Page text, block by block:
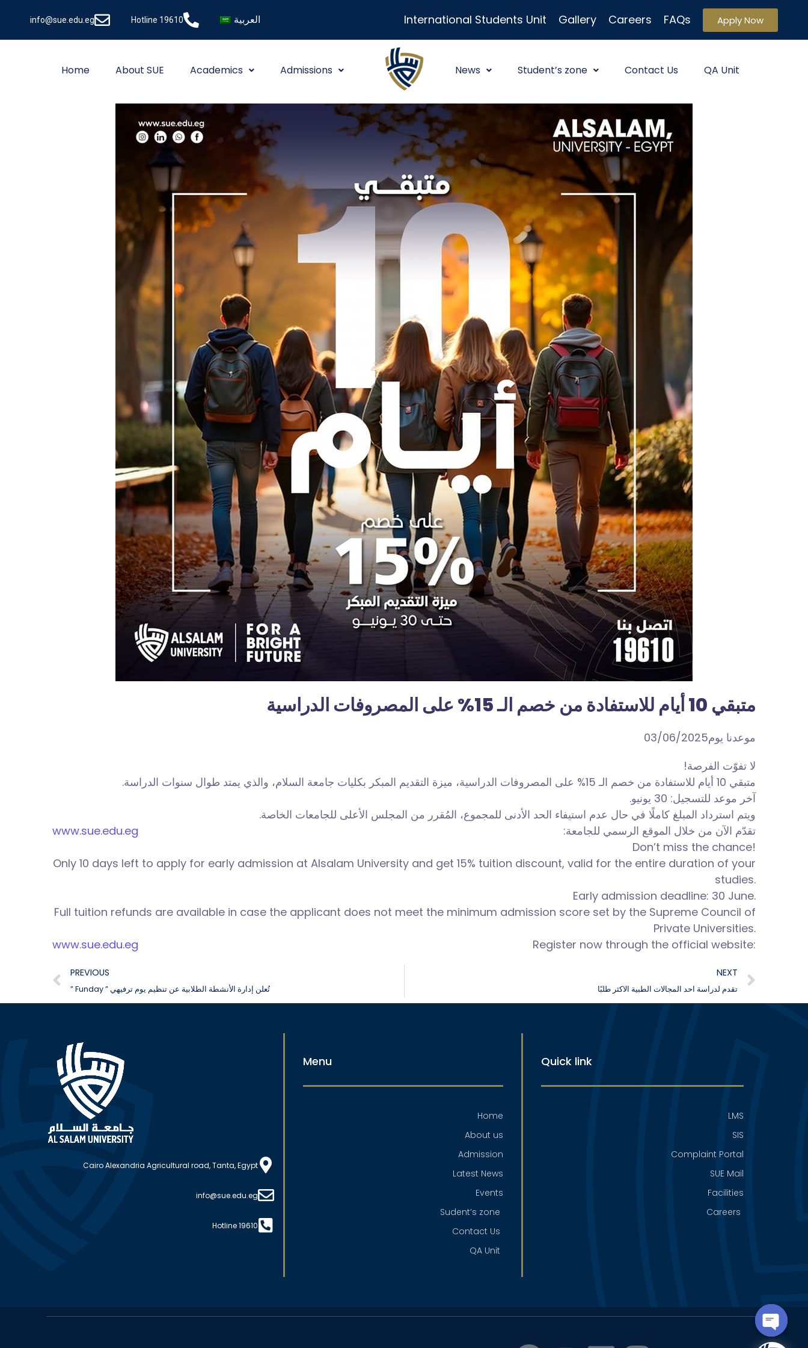
info@sue.edu.eg Hotline 19610 العربية International Students Unit Gallery Careers FAQs Apply Now
Home About SUE Academics Admissions News Student’s zone Contact Us QA Unit
متبقي 10 أيام للاستفادة من خصم الـ 15% على المصروفات الدراسية
موعدنا يوم03/06/2025
لا تفوّت الفرصة!
متبقي 10 أيام للاستفادة من خصم الـ 15% على المصروفات الدراسية، ميزة التقديم المبكر بكليات جامعة السلام، والذي يمتد طوال سنوات الدراسة.
آخر موعد للتسجيل: 30 يونيو.
ويتم استرداد المبلغ كاملًا في حال عدم استيفاء الحد الأدنى للمجموع، المُقرر من المجلس الأعلى للجامعات الخاصة.
تقدّم الآن من خلال الموقع الرسمي للجامعة:
www.sue.edu.eg
Don’t miss the chance!
Only 10 days left to apply for early admission at Alsalam University and get 15% tuition discount, valid for the entire duration of your
studies.
Early admission deadline: 30 June.
Full tuition refunds are available in case the applicant does not meet the minimum admission score set by the Supreme Council of
Private Universities.
Register now through the official website:
www.sue.edu.eg
PREVIOUS
” Funday ” تُعلن إدارة الأنشطة الطلابية عن تنظيم يوم ترفيهي
NEXT
تقدم لدراسة احد المجالات الطبية الاكثر طلبًا
Cairo Alexandria Agricultural road, Tanta, Egypt
info@sue.edu.eg
Hotline 19610
Menu
Home
About us
Admission
Latest News
Events
Sudent’s zone
Contact Us
QA Unit
Quick link
LMS
SIS
Complaint Portal
SUE Mail
Facilities
Careers
OPEN